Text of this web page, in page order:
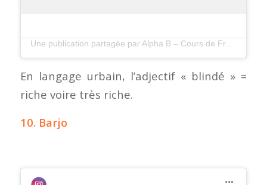
Une publication partagée par Alpha B – Cours de Francais (@alphabfrenchschool)
En langage urbain, l’adjectif « blindé » =
riche voire très riche.
10. Barjo